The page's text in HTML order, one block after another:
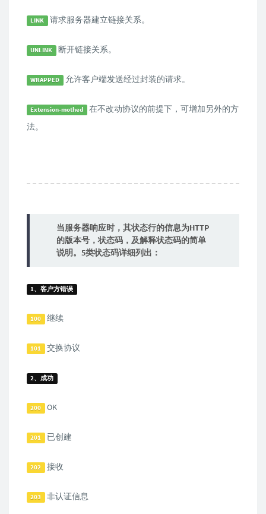
LINK 请求服务器建立链接关系。
UNLINK 断开链接关系。
WRAPPED 允许客户端发送经过封装的请求。
Extension-mothed 在不改动协议的前提下，可增加另外的方
法。
当服务器响应时，其状态行的信息为HTTP
的版本号，状态码，及解释状态码的简单
说明。5类状态码详细列出：
1、客户方错误
100 继续
101 交换协议
2、成功
200 OK
201 已创建
202 接收
203 非认证信息